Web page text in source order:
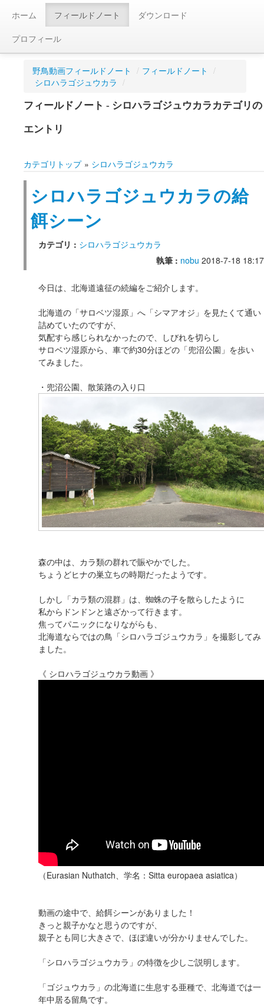
ホーム フィールドノート
ダウンロード
プロフィール
野鳥動画フィールドノート / フィールドノート /
シロハラゴジュウカラ /
フィールドノート - シロハラゴジュウカラカテゴリの
エントリ
カテゴリトップ » シロハラゴジュウカラ
シロハラゴジュウカラの給
餌シーン
カテゴリ : シロハラゴジュウカラ
執筆 : nobu 2018-7-18 18:17
今日は、北海道遠征の続編をご紹介します。
北海道の「サロベツ湿原」へ「シマアオジ」を見たくて通い
詰めていたのですが、
気配すら感じられなかったので、しびれを切らし
サロベツ湿原から、車で約30分ほどの「兜沼公園」を歩い
てみました。
・兜沼公園、散策路の入り口
森の中は、カラ類の群れで賑やかでした。
ちょうどヒナの巣立ちの時期だったようです。
しかし「カラ類の混群」は、蜘蛛の子を散らしたように
私からドンドンと遠ざかって行きます。
焦ってパニックになりながらも、
北海道ならではの鳥「シロハラゴジュウカラ」を撮影してみ
ました。
《 シロハラゴジュウカラ動画 》
（Eurasian Nuthatch、学名：Sitta europaea asiatica）
動画の途中で、給餌シーンがありました！
きっと親子かなと思うのですが、
親子とも同じ大きさで、ほぼ違いが分かりませんでした。
「シロハラゴジュウカラ」の特徴を少しご説明します。
「ゴジュウカラ」の北海道に生息する亜種で、北海道では一
年中居る留鳥です。